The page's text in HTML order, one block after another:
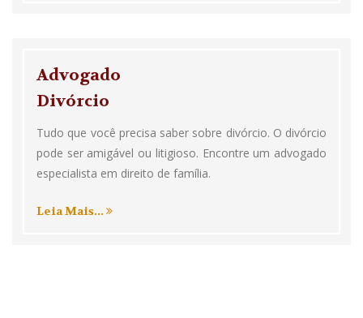
Advogado
Divórcio
Tudo que você precisa saber sobre divórcio. O divórcio
pode ser amigável ou litigioso. Encontre um advogado
especialista em direito de família.
Leia Mais...